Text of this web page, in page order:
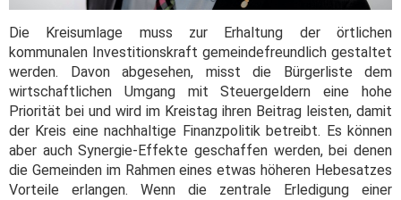
Die Kreisumlage muss zur Erhaltung der örtlichen
kommunalen Investitionskraft gemeindefreundlich gestaltet
werden. Davon abgesehen, misst die Bürgerliste dem
wirtschaftlichen Umgang mit Steuergeldern eine hohe
Priorität bei und wird im Kreistag ihren Beitrag leisten, damit
der Kreis eine nachhaltige Finanzpolitik betreibt. Es können
aber auch Synergie-Effekte geschaffen werden, bei denen
die Gemeinden im Rahmen eines etwas höheren Hebesatzes
Vorteile erlangen. Wenn die zentrale Erledigung einer